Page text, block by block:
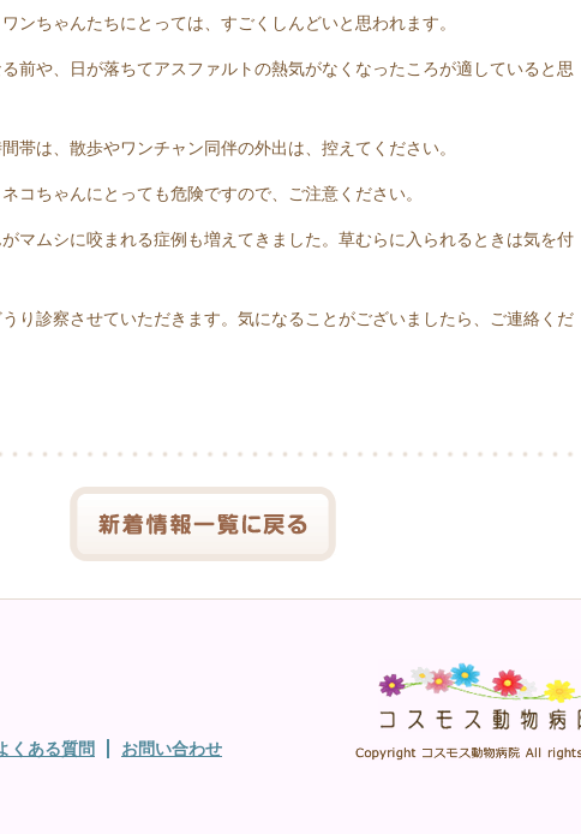
ンちゃんたちにとっては、すごくしんどいと思われます。
前や、日が落ちてアスファルトの熱気がなくなったころが適していると思
帯は、散歩やワンチャン同伴の外出は、控えてください。
コちゃんにとっても危険ですので、ご注意ください。
マムシに咬まれる症例も増えてきました。草むらに入られるときは気を付
り診察させていただきます。気になることがございましたら、ご連絡くだ
くある質問 お問い合わせ